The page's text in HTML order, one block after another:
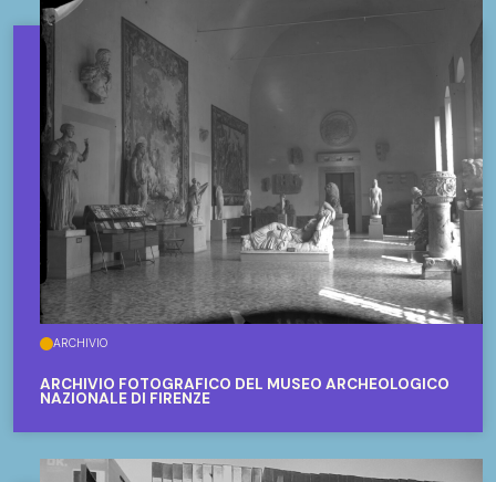
ARCHIVIO
ARCHIVIO FOTOGRAFICO DEL MUSEO ARCHEOLOGICO
NAZIONALE DI FIRENZE